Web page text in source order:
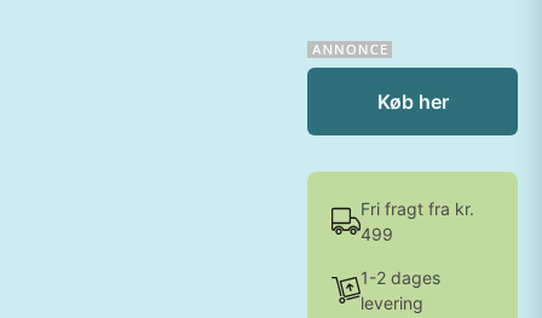
Køb her
Fri fragt fra kr.
499
1-2 dages
levering